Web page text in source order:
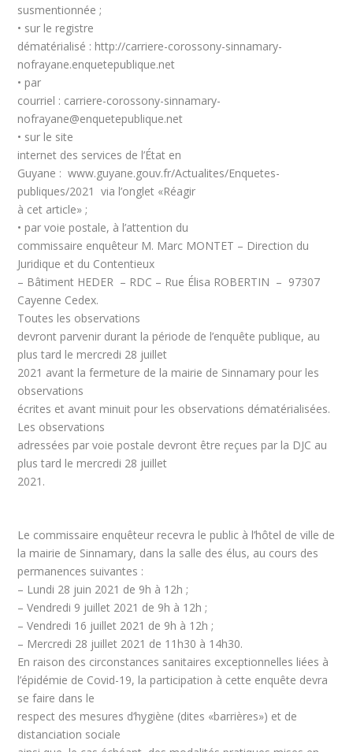
susmentionnée ;
• sur le registre
dématérialisé : http://carriere-corossony-sinnamary-
nofrayane.enquetepublique.net
• par
courriel : carriere-corossony-sinnamary-
nofrayane@enquetepublique.net
• sur le site
internet des services de l’État en
Guyane : www.guyane.gouv.fr/Actualites/Enquetes-
publiques/2021 via l’onglet «Réagir
à cet article» ;
• par voie postale, à l’attention du
commissaire enquêteur M. Marc MONTET – Direction du
Juridique et du Contentieux
– Bâtiment HEDER – RDC – Rue Élisa ROBERTIN – 97307
Cayenne Cedex.
Toutes les observations
devront parvenir durant la période de l’enquête publique, au
plus tard le mercredi 28 juillet
2021 avant la fermeture de la mairie de Sinnamary pour les
observations
écrites et avant minuit pour les observations dématérialisées.
Les observations
adressées par voie postale devront être reçues par la DJC au
plus tard le mercredi 28 juillet
2021.
Le commissaire enquêteur recevra le public à l’hôtel de ville de
la mairie de Sinnamary, dans la salle des élus, au cours des
permanences suivantes :
– Lundi 28 juin 2021 de 9h à 12h ;
– Vendredi 9 juillet 2021 de 9h à 12h ;
– Vendredi 16 juillet 2021 de 9h à 12h ;
– Mercredi 28 juillet 2021 de 11h30 à 14h30.
En raison des circonstances sanitaires exceptionnelles liées à
l’épidémie de Covid-19, la participation à cette enquête devra
se faire dans le
respect des mesures d’hygiène (dites «barrières») et de
distanciation sociale